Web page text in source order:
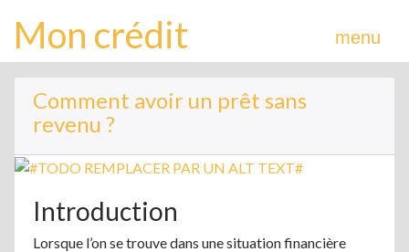
Mon crédit menu
Comment avoir un prêt sans
revenu ?
Introduction
Lorsque l’on se trouve dans une situation financière